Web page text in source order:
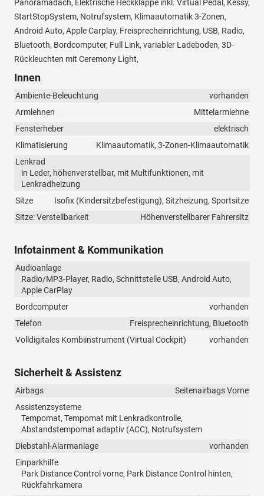
Panoramadach, Elektrische Heckklappe inkl. Virtual Pedal, Kessy,
StartStopSystem, Notrufsystem, Klimaautomatik 3-Zonen,
Android Auto, Apple Carplay, Freisprecheinrichtung, USB, Radio,
Bluetooth, Bordcomputer, Full Link, variabler Ladeboden, 3D-
Rückleuchten mit Ceremony Light,
Innen
Ambiente-Beleuchtung
vorhanden
Armlehnen
Mittelarmlehne
Fensterheber
elektrisch
Klimatisierung
Klimaautomatik, 3-Zonen-Klimaautomatik
Lenkrad
in Leder, höhenverstellbar, mit Multifunktionen, mit
Lenkradheizung
Sitze
Isofix (Kindersitzbefestigung), Sitzheizung, Sportsitze
Sitze: Verstellbarkeit
Höhenverstellbarer Fahrersitz
Infotainment & Kommunikation
Audioanlage
Radio/MP3-Player, Radio, Schnittstelle USB, Android Auto,
Apple CarPlay
Bordcomputer
vorhanden
Telefon
Freisprecheinrichtung, Bluetooth
Volldigitales Kombiinstrument (Virtual Cockpit)
vorhanden
Sicherheit & Assistenz
Airbags
Seitenairbags Vorne
Assistenzsysteme
Tempomat, Tempomat mit Lenkradkontrolle,
Abstandstempomat adaptiv (ACC), Notrufsystem
Diebstahl-Alarmanlage
vorhanden
Einparkhilfe
Park Distance Control vorne, Park Distance Control hinten,
Rückfahrkamera